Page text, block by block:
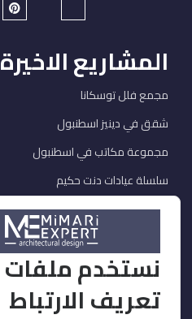
المشاريع الاخيرة
مجمع فلل توسكانا
شقق في دينيز اسطنبول
مجموعة مكاتب في اسطنبول
سلسلة عيادات دنت حكيم
خدماتنا
ديكور وتشطيبات
التصميم
نستخدم ملفات
تعريف الارتباط